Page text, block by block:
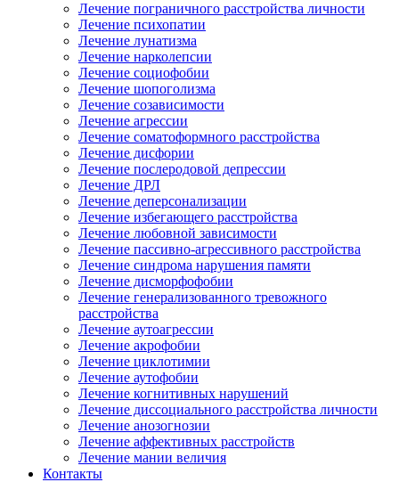
Лечение пограничного расстройства личности
Лечение психопатии
Лечение лунатизма
Лечение нарколепсии
Лечение социофобии
Лечение шопоголизма
Лечение созависимости
Лечение агрессии
Лечение соматоформного расстройства
Лечение дисфории
Лечение послеродовой депрессии
Лечение ДРЛ
Лечение деперсонализации
Лечение избегающего расстройства
Лечение любовной зависимости
Лечение пассивно-агрессивного расстройства
Лечение синдрома нарушения памяти
Лечение дисморфофобии
Лечение генерализованного тревожного
расстройства
Лечение аутоагрессии
Лечение акрофобии
Лечение циклотимии
Лечение аутофобии
Лечение когнитивных нарушений
Лечение диссоциального расстройства личности
Лечение анозогнозии
Лечение аффективных расстройств
Лечение мании величия
Контакты